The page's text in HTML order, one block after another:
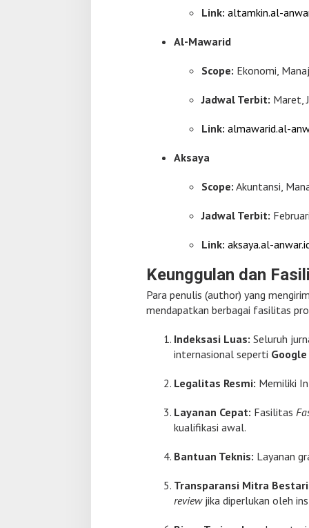
Link: altamkin.al-
Al-Mawarid
Scope: Ekonomi,
Jadwal Terbit: Maret,
Link: almawarid.al-
Aksaya
Scope: Akuntansi,
Jadwal Terbit:
Link: aksaya.al-
Keunggulan dan
Para penulis (author) yang
mendapatkan berbagai fasilitas
Indeksasi Luas: Seluruh
internasional seperti
Legalitas Resmi: Memiliki
Layanan Cepat: Fasilitas
kualifikasi awal.
Bantuan Teknis: Layanan
Transparansi Mitra
reviewjika diperlukan oleh